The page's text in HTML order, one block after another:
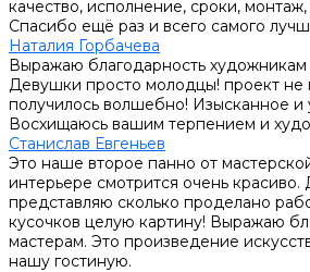
качество, исполнение, сроки, монтаж,
Спасибо ещё раз и всего самого
Наталия Горбачева
Выражаю благодарность художникам
Девушки просто молодцы! проект не
получилось волшебно! Изысканное и
Восхищаюсь вашим терпением и
Станислав Евгеньев
Это наше второе панно от
интерьере смотрится очень
представляю сколько проделано
кусочков целую картину! Выражаю
мастерам. Это произведение
нашу гостиную.